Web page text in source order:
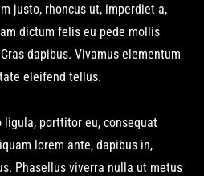
justo, rhoncus ut, imperdiet a,
dictum felis eu pede mollis
dapibus. Vivamus elementum
eleifend tellus.
ligula, porttitor eu, consequat
lorem ante, dapibus in,
Phasellus viverra nulla ut metus